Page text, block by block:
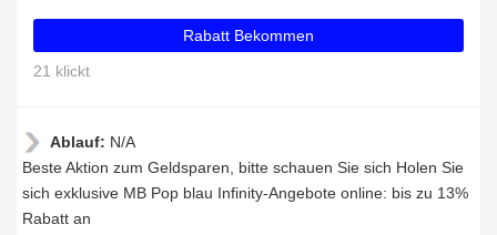
Rabatt Bekommen
21 klickt
Ablauf: N/A
Beste Aktion zum Geldsparen, bitte schauen Sie sich Holen Sie
sich exklusive MB Pop blau Infinity-Angebote online: bis zu 13%
Rabatt an